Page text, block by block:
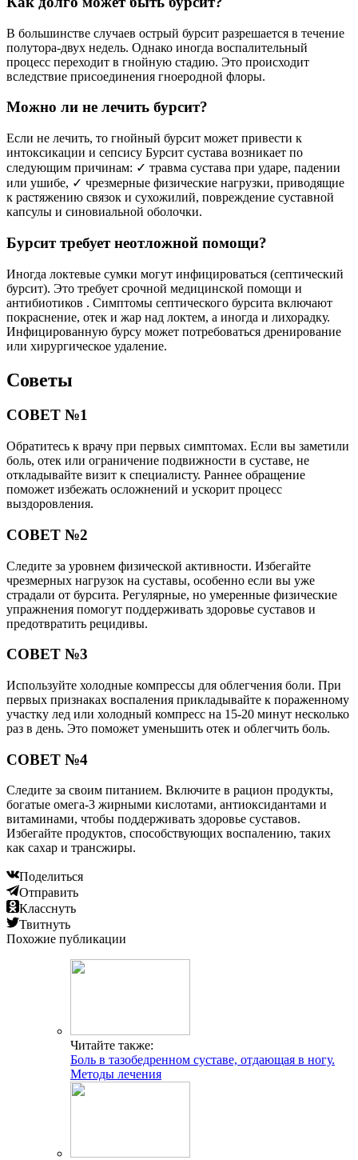
В большинстве случаев острый бурсит разрешается в течение
полутора-двух недель. Однако иногда воспалительный
процесс переходит в гнойную стадию. Это происходит
вследствие присоединения гноеродной флоры.
Можно ли не лечить бурсит?
Если не лечить, то гнойный бурсит может привести к
интоксикации и сепсису Бурсит сустава возникает по
следующим причинам: ✓ травма сустава при ударе, падении
или ушибе, ✓ чрезмерные физические нагрузки, приводящие
к растяжению связок и сухожилий, повреждение суставной
капсулы и синовиальной оболочки.
Бурсит требует неотложной помощи?
Иногда локтевые сумки могут инфицироваться (септический
бурсит). Это требует срочной медицинской помощи и
антибиотиков . Симптомы септического бурсита включают
покраснение, отек и жар над локтем, а иногда и лихорадку.
Инфицированную бурсу может потребоваться дренирование
или хирургическое удаление.
Советы
СОВЕТ №1
Обратитесь к врачу при первых симптомах. Если вы заметили
боль, отек или ограничение подвижности в суставе, не
откладывайте визит к специалисту. Раннее обращение
поможет избежать осложнений и ускорит процесс
выздоровления.
СОВЕТ №2
Следите за уровнем физической активности. Избегайте
чрезмерных нагрузок на суставы, особенно если вы уже
страдали от бурсита. Регулярные, но умеренные физические
упражнения помогут поддерживать здоровье суставов и
предотвратить рецидивы.
СОВЕТ №3
Используйте холодные компрессы для облегчения боли. При
первых признаках воспаления прикладывайте к пораженному
участку лед или холодный компресс на 15-20 минут несколько
раз в день. Это поможет уменьшить отек и облегчить боль.
СОВЕТ №4
Следите за своим питанием. Включите в рацион продукты,
богатые омега-3 жирными кислотами, антиоксидантами и
витаминами, чтобы поддерживать здоровье суставов.
Избегайте продуктов, способствующих воспалению, таких
как сахар и трансжиры.
Поделиться
Отправить
Класснуть
Твитнуть
Похожие публикации
Читайте также:
Боль в тазобедренном суставе, отдающая в ногу.
Методы лечения